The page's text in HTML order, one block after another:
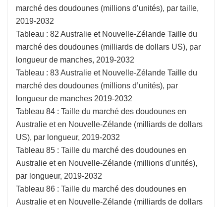
marché des doudounes (millions d’unités), par taille,
2019-2032
Tableau : 82 Australie et Nouvelle-Zélande Taille du
marché des doudounes (milliards de dollars US), par
longueur de manches, 2019-2032
Tableau : 83 Australie et Nouvelle-Zélande Taille du
marché des doudounes (millions d’unités), par
longueur de manches 2019-2032
Tableau 84 : Taille du marché des doudounes en
Australie et en Nouvelle-Zélande (milliards de dollars
US), par longueur, 2019-2032
Tableau 85 : Taille du marché des doudounes en
Australie et en Nouvelle-Zélande (millions d'unités),
par longueur, 2019-2032
Tableau 86 : Taille du marché des doudounes en
Australie et en Nouvelle-Zélande (milliards de dollars